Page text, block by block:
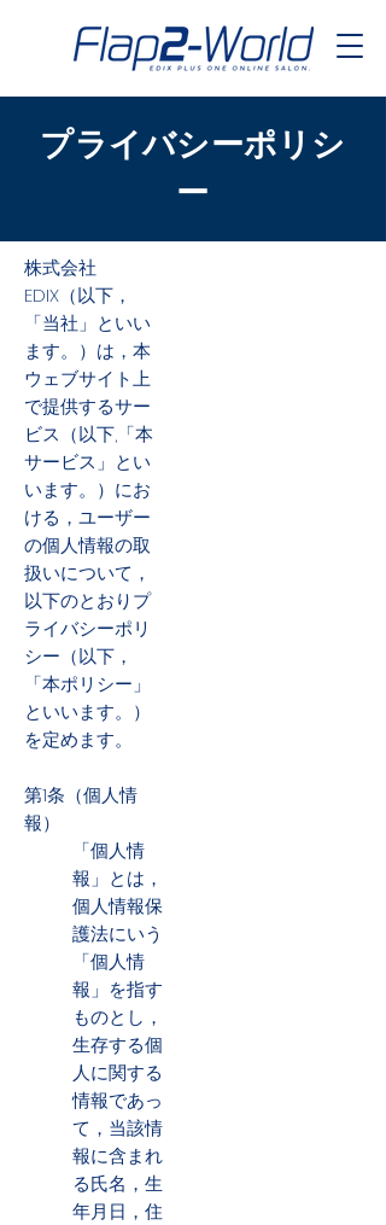
​プライバシーポリシ
ー
株式会社
EDIX（以下，
「当社」といい
ます。）は，本
ウェブサイト上
で提供するサー
ビス（以下,「本
サービス」とい
います。）にお
ける，ユーザー
の個人情報の取
扱いについて，
以下のとおりプ
ライバシーポリ
シー（以下，
「本ポリシー」
といいます。）
を定めます。
第1条（個人情
報）
「個人情
報」とは，
個人情報保
護法にいう
「個人情
報」を指す
ものとし，
生存する個
人に関する
情報であっ
て，当該情
報に含まれ
る氏名，生
年月日，住